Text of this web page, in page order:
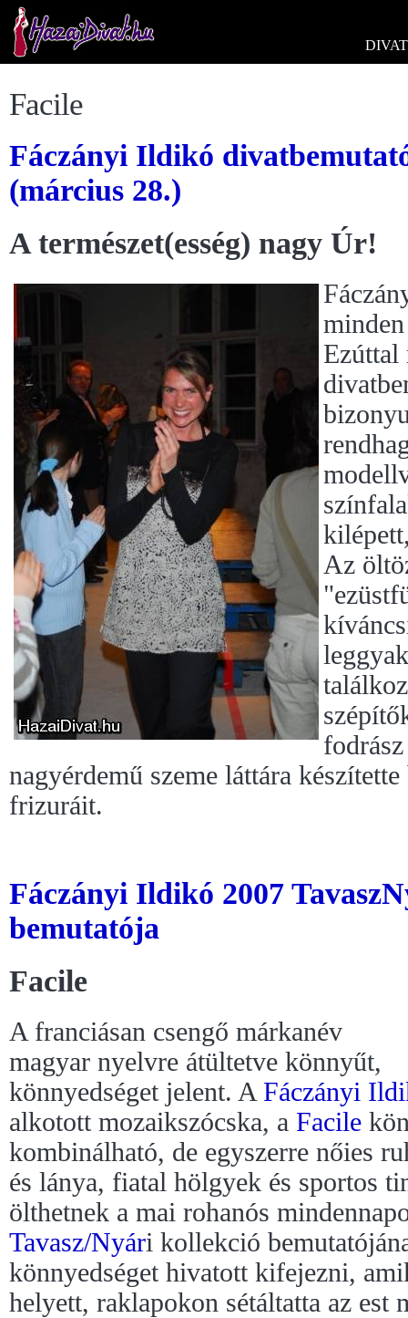
DIVAT
Facile
Fáczányi Ildikó
(március 28.)
A természet(esség) nagy Úr!
Ezúttal
Az
nagyérdemű szeme láttára
frizuráit.
Fáczányi Ildikó 2007
bemutatója
Facile
A franciásan csengő márkanév
magyar nyelvre átültetve könnyűt,
könnyedséget jelent. A Fáczányi
alkotott mozaikszócska, a Facile
kombinálható, de egyszerre nőies
és lánya, fiatal hölgyek és sportos
ölthetnek a mai rohanós
Tavasz/Nyári kollekció
könnyedséget hivatott kifejezni,
helyett, raklapokon sétáltatta az est